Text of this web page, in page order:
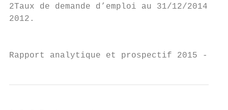
2Taux de demande d’emploi au 31/12/2014
2012.
Rapport analytique et prospectif 2015 -